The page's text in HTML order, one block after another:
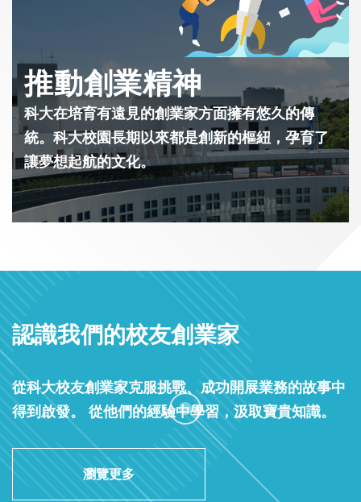
推動創業精神
科大在培育有遠見的創業家方面擁有悠久的傳
統。科大校園長期以來都是創新的樞紐，孕育了
讓夢想起航的文化。
認識我們的校友創業家
從科大校友創業家克服挑戰、成功開展業務的故事中
得到啟發。 從他們的經驗中學習，汲取寶貴知識。
瀏覽更多